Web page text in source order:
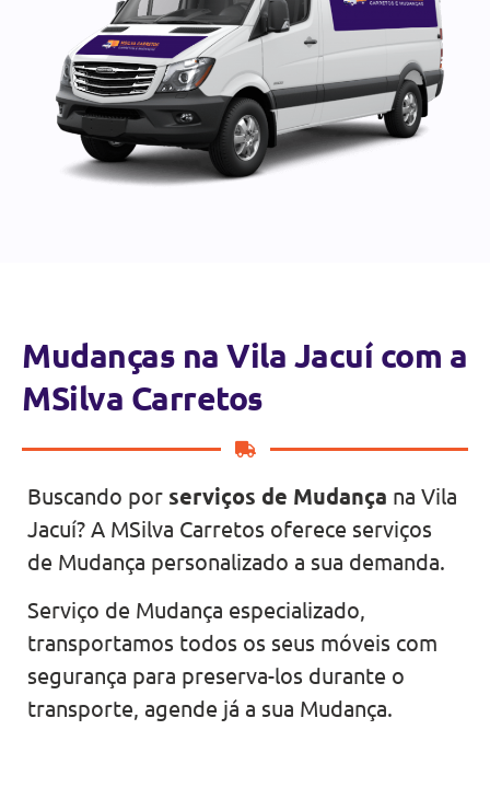
Mudanças na Vila Jacuí com a
MSilva Carretos
Buscando por serviços de Mudança na Vila
Jacuí? A MSilva Carretos oferece serviços
de Mudança personalizado a sua demanda.
Serviço de Mudança especializado,
transportamos todos os seus móveis com
segurança para preserva-los durante o
transporte, agende já a sua Mudança.